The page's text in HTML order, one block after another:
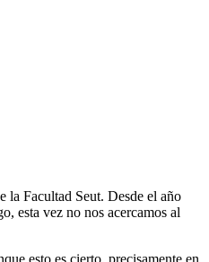
la Facultad Seut. Desde el año
esta vez no nos acercamos al
esto es cierto, precisamente en